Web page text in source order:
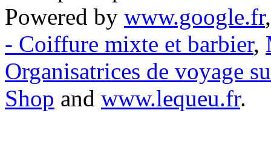
Powered by www.google.fr
- Coiffure mixte et barbier,
Organisatrices de voyage
Shop and www.lequeu.fr.